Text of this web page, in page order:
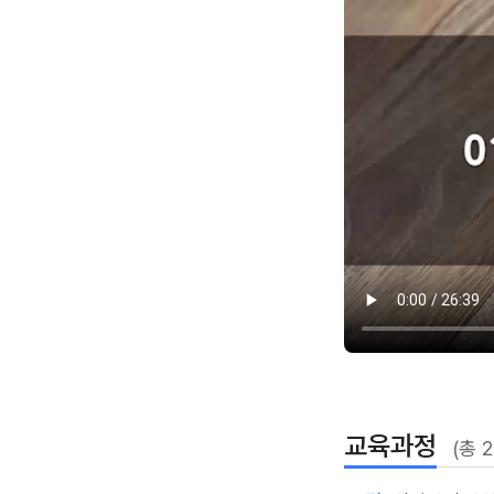
교육과정 (총